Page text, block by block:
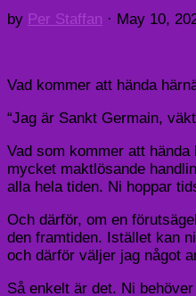
by Per Staffan · May 10,
Vad kommer att hända
“Jag är Sankt Germain,
Vad som kommer att
mycket maktlösande
alla hela tiden. Ni hoppar
Och därför, om en
den framtiden. Istället kan
och därför väljer jag något
Så enkelt är det. Ni